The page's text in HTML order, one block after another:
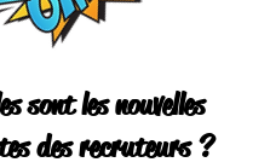
sont les nouvelles
des recruteurs ?